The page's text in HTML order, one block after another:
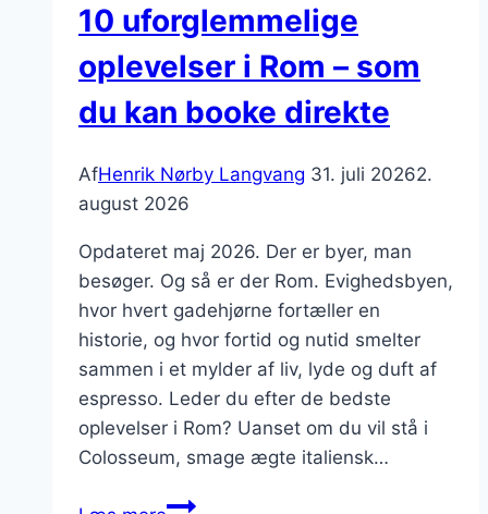
10 uforglemmelige
oplevelser i Rom – som
du kan booke direkte
AfHenrik Nørby Langvang 31. juli 20262.
august 2026
Opdateret maj 2026. Der er byer, man
besøger. Og så er der Rom. Evighedsbyen,
hvor hvert gadehjørne fortæller en
historie, og hvor fortid og nutid smelter
sammen i et mylder af liv, lyde og duft af
espresso. Leder du efter de bedste
oplevelser i Rom? Uanset om du vil stå i
Colosseum, smage ægte italiensk…
10